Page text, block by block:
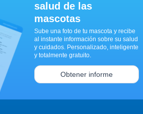
salud de las
mascotas
Sube una foto de tu mascota y recibe
al instante información sobre su salud
y cuidados. Personalizado, inteligente
y totalmente gratuito.
Obtener informe